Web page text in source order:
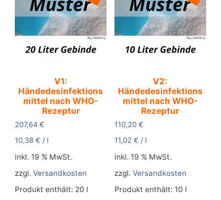
V1:
Händedesinfektions
mittel nach WHO-
Rezeptur
207,64 €
10,38 € / l
inkl. 19 % MwSt.
zzgl. Versandkosten
Produkt enthält: 20 l
V2:
Händedesinfektions
mittel nach WHO-
Rezeptur
110,20 €
11,02 € / l
inkl. 19 % MwSt.
zzgl. Versandkosten
Produkt enthält: 10 l